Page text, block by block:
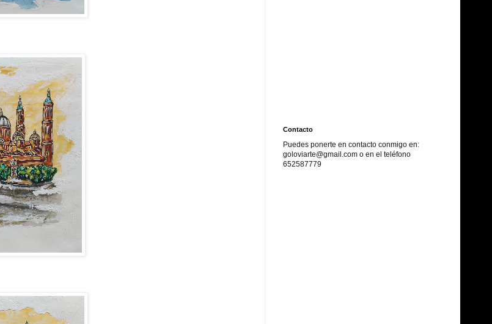
Contacto
Puedes ponerte en contacto conmigo en:
goloviarte@gmail.com o en el teléfono
652587779